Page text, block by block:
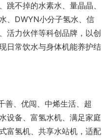
跳不掉的水素水、量晶晶、
、 DWYN小分子氢水、信
活力伙伴等科创品牌，以创
日常饮水与身体机能养护结
善、优闯、中烯生活、超
设备、富氢水机、满足家庭
富氢机、共享水站机，适配